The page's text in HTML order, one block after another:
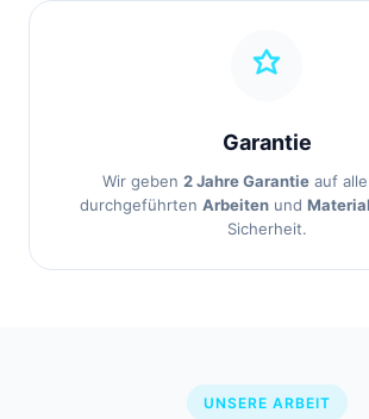
Garantie
Wir geben 2 Jahre Garantieauf
durchgeführten Arbeitenund
Sicherheit.
UNSERE ARBEIT